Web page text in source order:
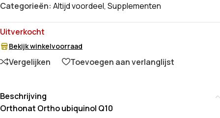
Categorieën: Altijd voordeel, Supplementen
Uitverkocht
Bekijk winkelvoorraad
Vergelijken Toevoegen aan verlanglijst
Beschrijving
Orthonat Ortho ubiquinol Q10